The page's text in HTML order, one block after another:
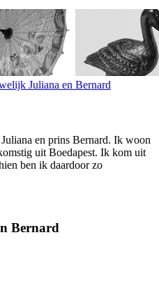
Juliana en Bernard
en prins Bernard. Ik woon
uit Boedapest. Ik kom uit
ben ik daardoor zo
Bernard